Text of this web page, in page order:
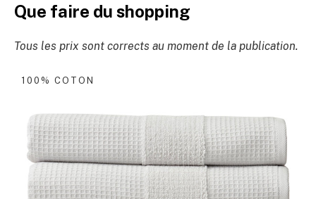
Que faire du shopping
Tous les prix sont corrects au moment de la publication.
100% COTON